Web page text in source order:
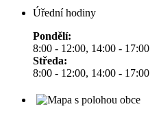
Úřední hodiny
Pondělí:
8:00 - 12:00, 14:00 - 17:00
Středa:
8:00 - 12:00, 14:00 - 17:00